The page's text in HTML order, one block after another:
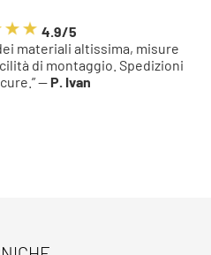
4.9/5
materiali altissima, misure
di montaggio. Spedizioni
— P. Ivan